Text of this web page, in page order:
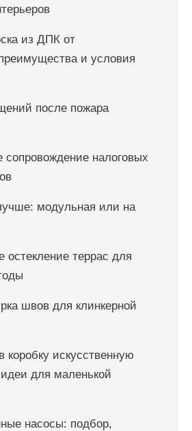
из ДПК от
и условия
после пожара
налоговых
модульная или на
террас для
швов для клинкерной
коробку искусственную
для маленькой
насосы: подбор,